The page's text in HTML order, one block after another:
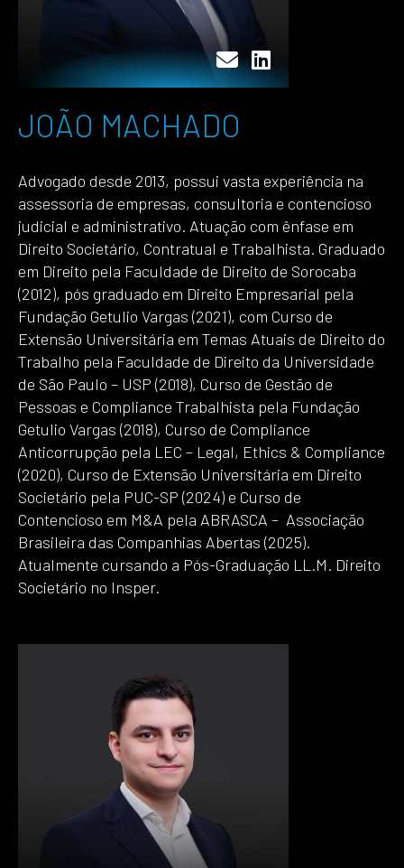
JOÃO MACHADO
Advogado desde 2013, possui vasta experiência na
assessoria de empresas, consultoria e contencioso
judicial e administrativo. Atuação com ênfase em
Direito Societário, Contratual e Trabalhista. Graduado
em Direito pela Faculdade de Direito de Sorocaba
(2012), pós graduado em Direito Empresarial pela
Fundação Getulio Vargas (2021), com Curso de
Extensão Universitária em Temas Atuais de Direito do
Trabalho pela Faculdade de Direito da Universidade
de São Paulo – USP (2018), Curso de Gestão de
Pessoas e Compliance Trabalhista pela Fundação
Getulio Vargas (2018), Curso de Compliance
Anticorrupção pela LEC – Legal, Ethics & Compliance
(2020), Curso de Extensão Universitária em Direito
Societário pela PUC-SP (2024) e Curso de
Contencioso em M&A pela ABRASCA – Associação
Brasileira das Companhias Abertas (2025).
Atualmente cursando a Pós-Graduação LL.M. Direito
Societário no Insper.